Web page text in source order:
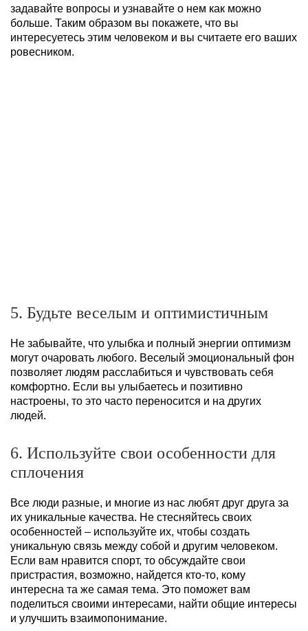
задавайте вопросы и узнавайте о нем как можно
больше. Таким образом вы покажете, что вы
интересуетесь этим человеком и вы считаете его ваших
ровесником.
5. Будьте веселым и оптимистичным
Не забывайте, что улыбка и полный энергии оптимизм
могут очаровать любого. Веселый эмоциональный фон
позволяет людям расслабиться и чувствовать себя
комфортно. Если вы улыбаетесь и позитивно
настроены, то это часто переносится и на других
людей.
6. Используйте свои особенности для
сплочения
Все люди разные, и многие из нас любят друг друга за
их уникальные качества. Не стесняйтесь своих
особенностей – используйте их, чтобы создать
уникальную связь между собой и другим человеком.
Если вам нравится спорт, то обсуждайте свои
пристрастия, возможно, найдется кто-то, кому
интересна та же самая тема. Это поможет вам
поделиться своими интересами, найти общие интересы
и улучшить взаимопонимание.